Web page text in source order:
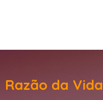
Razão da Vida